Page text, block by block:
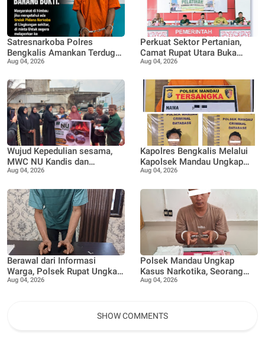
Satresnarkoba Polres
Bengkalis Amankan Terduga
Pengedar Sabu di Mandau,
Aug 04, 2026
Perkuat Sektor Pertanian,
Camat Rupat Utara Buka
Pelatihan Budidaya dan
Pertanian di Desa Teluk Rhu
Aug 04, 2026
Wujud Kepedulian sesama,
MWC NU Kandis dan
Muslimat NU Kandis
musibah kebakaran
Aug 04, 2026
Kapolres Bengkalis Melalui
Kapolsek Mandau Ungkap
Kasus Penyalahgunaan
Orang Diamankan
Aug 04, 2026
Berawal dari Informasi
Warga, Polsek Rupat Ungkap
Kasus Sabu dan Amankan
Aug 04, 2026
Polsek Mandau Ungkap
Kasus Narkotika, Seorang
Pria Diamankan dengan
Aug 04, 2026
SHOW COMMENTS